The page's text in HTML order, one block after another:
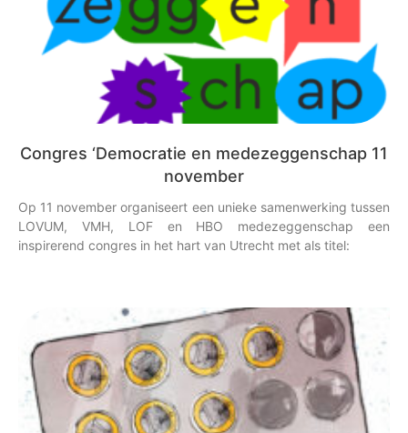
Congres ‘Democratie en medezeggenschap 11
november
Op 11 november organiseert een unieke samenwerking tussen
LOVUM, VMH, LOF en HBO medezeggenschap een
inspirerend congres in het hart van Utrecht met als titel: